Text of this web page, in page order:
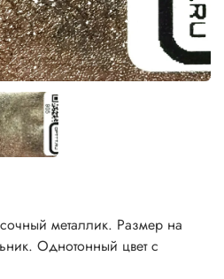
металлик. Размер на
Однотонный цвет с